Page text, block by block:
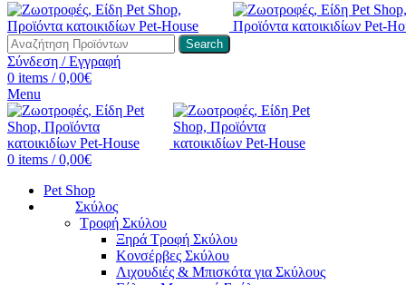
Search
Σύνδεση / Εγγραφή
0 items / 0,00€
Menu
0 items / 0,00€
Pet Shop
Σκύλος
Τροφή Σκύλου
Ξηρά Τροφή Σκύλου
Κονσέρβες Σκύλου
Λιχουδιές & Μπισκότα για Σκύλους